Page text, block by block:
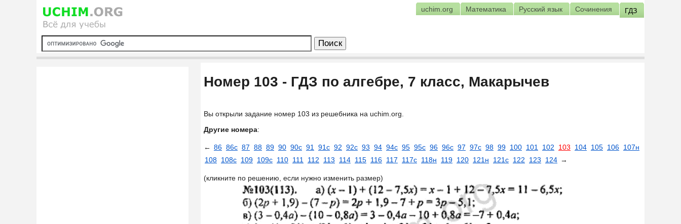
uchim.org Математика Русский язык Сочинения ГДЗ
Номер 103 - ГДЗ по алгебре, 7 класс, Макарычев
Вы открыли задание номер 103 из решебника на uchim.org.
Другие номера:
← 86 86с 87 88 89 90 90с 91 91с 92 92с 93 94 94с 95 95с 96 96с 97 97с 98 99 100 101 102 103 104 105 106 107н
108 108с 109 109с 110 111 112 113 114 115 116 117 117с 118н 119 120 121н 121с 122 123 124 →
(кликните по решению, если нужно изменить размер)